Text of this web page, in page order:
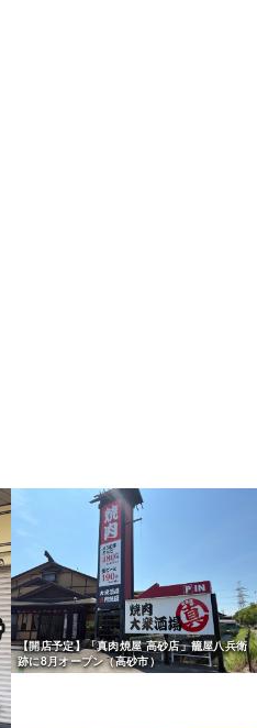
【開店予定】「真肉焼屋 高砂店」籠屋八兵衛
跡に8月オープン（高砂市）